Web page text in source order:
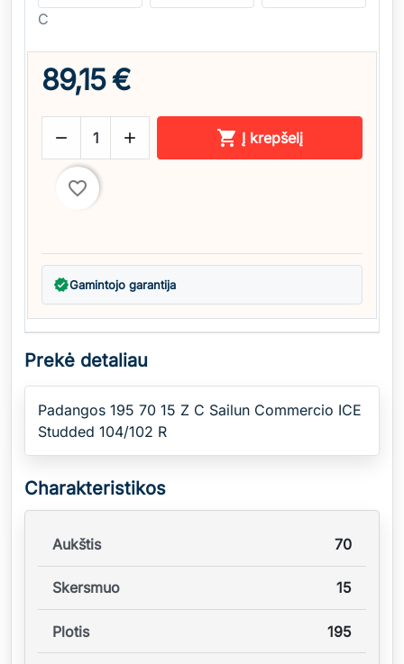
C
89,15 €
   Į krepšelį
favorite_border
verifiedGamintojo garantija
Prekė detaliau
Padangos 195 70 15 Z C Sailun Commercio ICE
Studded 104/102 R
Charakteristikos
Aukštis 70
Skersmuo 15
Plotis 195